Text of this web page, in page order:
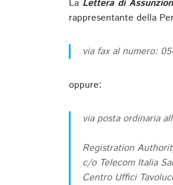
La Lettera di
rappresentante della
via fax al numero:
oppure:
via posta ordinaria
Registration
c/o Telecom Italia
Centro Uffici